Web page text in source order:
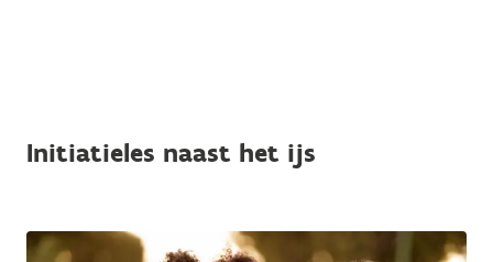
Initiatieles naast het ijs